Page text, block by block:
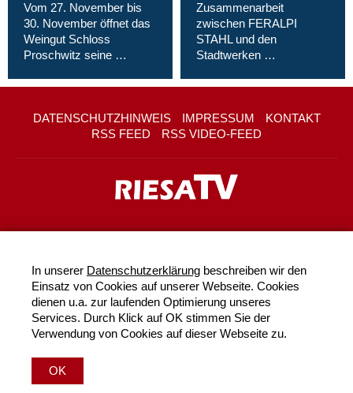
Vom 27. November bis
30. November öffnet das
Weingut Schloss
Proschwitz seine …
Zusammenarbeit
zwischen FERALPI
STAHL und den
Stadtwerken …
DATENSCHUTZHINWEIS IMPRESSUM
KONTAKT
RSS FEED
RSS VIDEO-FEED
In unserer Datenschutzerklärung beschreiben wir den
Einsatz von Cookies auf unserer Webseite. Cookies
dienen u.a. zur laufenden Optimierung unseres
Services. Durch Klick auf OK stimmen Sie der
Verwendung von Cookies auf dieser Webseite zu.
OK